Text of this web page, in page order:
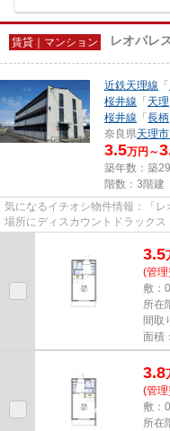
賃貸｜マンション レオパレ
近鉄天理線 「
桜井線 「 天理
桜井線 「 長柄
奈良県天理市
3.5万円～
築年数：築
階数：3階建
気になるイチオシ物件情報：「
場所にディスカウントドラック
3.5
(管
敷：
所在
間取
面積
3.8
(管
敷：
所在